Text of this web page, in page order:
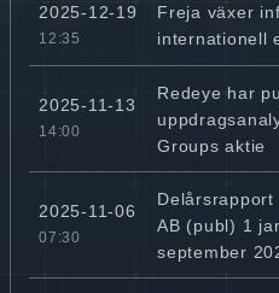
2025-12-19
12:35
Freja växer
internationell
2025-11-13
14:00
Redeye har
Groups aktie
2025-11-06
07:30
AB (publ) 1
september